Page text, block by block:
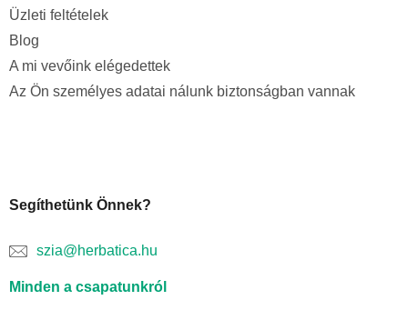
Üzleti feltételek
Blog
A mi vevőink elégedettek
Az Ön személyes adatai nálunk biztonságban vannak
Segíthetünk Önnek?
szia@herbatica.hu
Minden a csapatunkról